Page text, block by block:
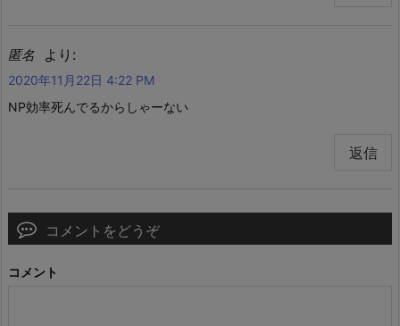
匿名 より:
2020年11月22日 4:22 PM
NP効率死んでるからしゃーない
返信
コメントをどうぞ
コメント